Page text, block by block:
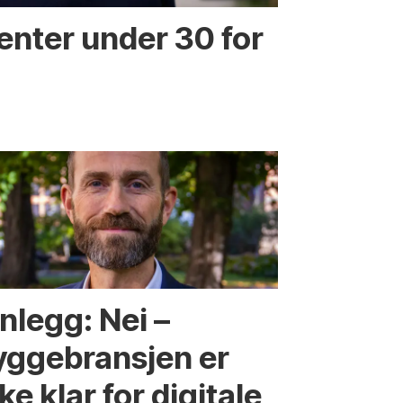
under 30 for
Nei –
er
klar for digitale